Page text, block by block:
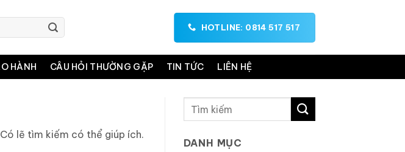
HOTLINE: 0814 517 517
HÀNH CÂU HỎI THƯỜNG GẶP TIN TỨC LIÊN HỆ
lẽ tìm kiếm có thể giúp ích.
DANH MỤC